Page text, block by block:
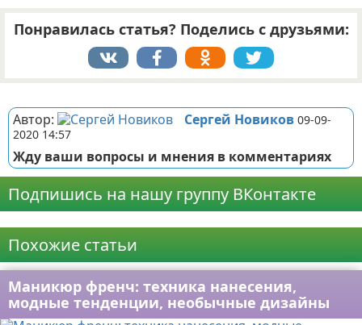
Понравилась статья? Поделись с друзьями:
Автор: Сергей Новиков 09-09-
2020 14:57
Жду ваши вопросы и мнения в комментариях
Подпишись на нашу группу ВКонтакте
Похожие статьи
Маникюр френч: техника нанесения,
модные тенденции, необычные дизайны